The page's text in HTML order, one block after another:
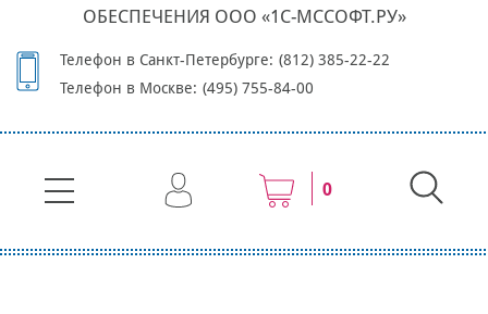
ОБЕСПЕЧЕНИЯ ООО «1С-МССОФТ.РУ»
Телефон в Санкт-Петербурге: (812) 385-22-22
Телефон в Москве: (495) 755-84-00
0